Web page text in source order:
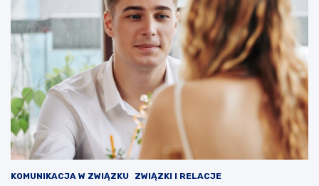
KOMUNIKACJA W ZWIĄZKU ZWIĄZKI I RELACJE